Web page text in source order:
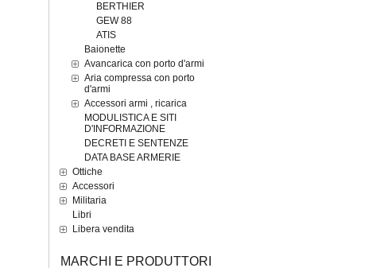
BERTHIER
GEW 88
ATIS
Baionette
Avancarica con porto d'armi
Aria compressa con porto
d'armi
Accessori armi , ricarica
MODULISTICA E SITI
D'INFORMAZIONE
DECRETI E SENTENZE
DATA BASE ARMERIE
Ottiche
Accessori
Militaria
Libri
Libera vendita
MARCHI E PRODUTTORI